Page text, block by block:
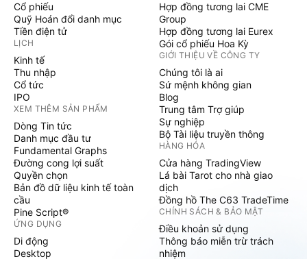
Cổ phiếu
Quỹ Hoán đổi danh mục
Tiền điện tử
LỊCH
Kinh tế
Thu nhập
Cổ tức
IPO
XEM THÊM SẢN PHẨM
Dòng Tin tức
Danh mục đầu tư
Fundamental Graphs
Đường cong lợi suất
Quyền chọn
Bản đồ dữ liệu kinh tế toàn
cầu
Pine Script®
ỨNG DỤNG
Di động
Desktop
Hợp đồng tương lai CME
Group
Hợp đồng tương lai Eurex
Gói cổ phiếu Hoa Kỳ
GIỚI THIỆU VỀ CÔNG TY
Chúng tôi là ai
Sứ mệnh không gian
Blog
Trung tâm Trợ giúp
Sự nghiệp
Bộ Tài liệu truyền thông
HÀNG HÓA
Cửa hàng TradingView
Lá bài Tarot cho nhà giao
dịch
Đồng hồ The C63 TradeTime
CHÍNH SÁCH & BẢO MẬT
Điều khoản sử dụng
Thông báo miễn trừ trách
nhiệm